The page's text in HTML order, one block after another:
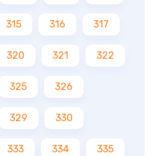
315 316 317
320 321 322
325 326
329 330
333 334 335